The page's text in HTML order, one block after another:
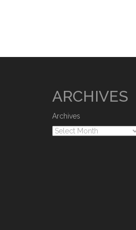
ARCHIVES
Archives